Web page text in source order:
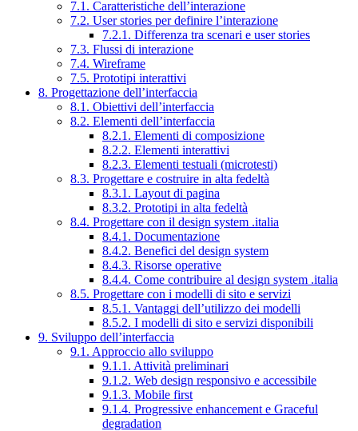
7.1. Caratteristiche dell’interazione
7.2. User stories per definire l’interazione
7.2.1. Differenza tra scenari e user stories
7.3. Flussi di interazione
7.4. Wireframe
7.5. Prototipi interattivi
8. Progettazione dell’interfaccia
8.1. Obiettivi dell’interfaccia
8.2. Elementi dell’interfaccia
8.2.1. Elementi di composizione
8.2.2. Elementi interattivi
8.2.3. Elementi testuali (microtesti)
8.3. Progettare e costruire in alta fedeltà
8.3.1. Layout di pagina
8.3.2. Prototipi in alta fedeltà
8.4. Progettare con il design system .italia
8.4.1. Documentazione
8.4.2. Benefici del design system
8.4.3. Risorse operative
8.4.4. Come contribuire al design system .italia
8.5. Progettare con i modelli di sito e servizi
8.5.1. Vantaggi dell’utilizzo dei modelli
8.5.2. I modelli di sito e servizi disponibili
9. Sviluppo dell’interfaccia
9.1. Approccio allo sviluppo
9.1.1. Attività preliminari
9.1.2. Web design responsivo e accessibile
9.1.3. Mobile first
9.1.4. Progressive enhancement e Graceful
degradation